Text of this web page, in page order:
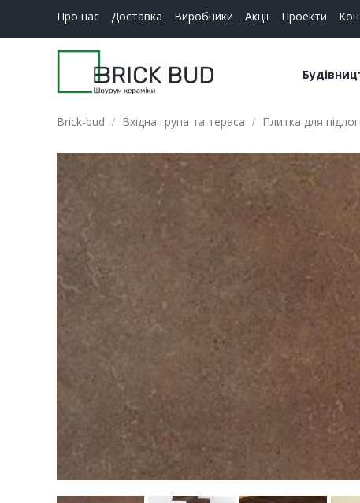
Про нас Доставка Виробники Акції Проекти
Brick-bud Вхідна група та тераса Плитка для